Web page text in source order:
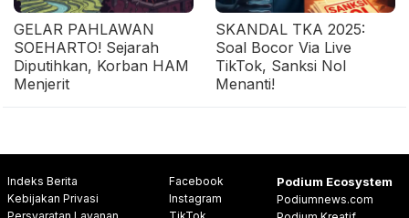
GELAR PAHLAWAN
SOEHARTO! Sejarah
Diputihkan, Korban HAM
Menjerit
SKANDAL TKA 2025:
Soal Bocor Via Live
TikTok, Sanksi Nol
Menanti!
Indeks Berita
Kebijakan Privasi
Facebook
Instagram
Podium Ecosystem
Podiumnews.com